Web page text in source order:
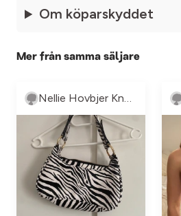
Om köparskyddet
Mer från samma säljare
Nellie Hovbjer Knutsson